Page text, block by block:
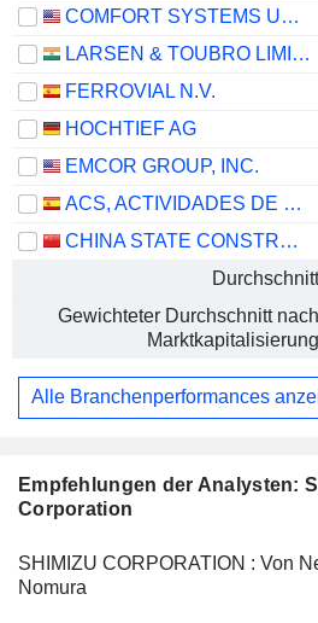
Empfehlungen der Analysten:
Corporation
SHIMIZU CORPORATION : Von
Nomura
COMFORT SYSTEMS USA, INC.
LARSEN & TOUBRO LIMITED
FERROVIAL N.V.
HOCHTIEF AG
EMCOR GROUP, INC.
ACS, ACTIVIDADES DE CONSTRUCCIÓN Y SERVICIOS, S.A.
CHINA STATE CONSTRUCTION ENGINEERING CORPORATION LIMITED
Durchschnitt
Gewichteter Durchschnitt nach
Marktkapitalisierung
Alle Branchenperformances